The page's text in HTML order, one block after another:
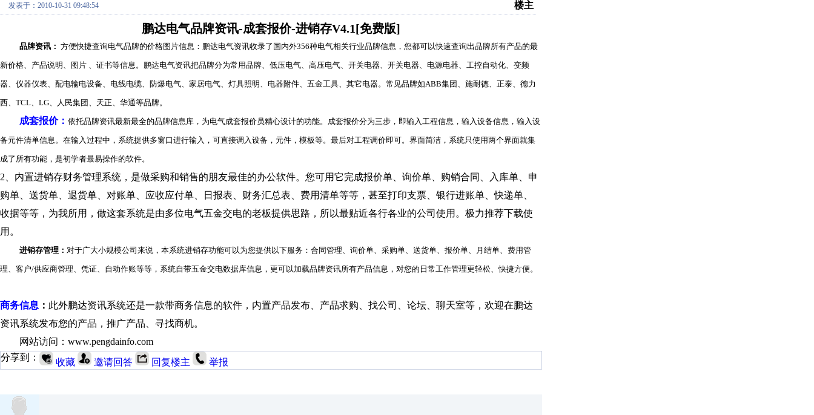
发表于：2010-10-31 09:48:54 楼主
鹏达电气品牌资讯-成套报价-进销存V4.1[免费版]
品牌资讯： 方便快捷查询电气品牌的价格图片信息：鹏达电气资讯收录了国内外356种电气相关行业品牌信息，您都可以快速查询出品牌所有产品的最
新价格、产品说明、图片 、证书等信息。鹏达电气资讯把品牌分为常用品牌、低压电气、高压电气、开关电器、开关电器、电源电器、工控自动化、变频
器、仪器仪表、配电输电设备、电线电缆、防爆电气、家居电气、灯具照明、电器附件、五金工具、其它电器。常见品牌如ABB集团、施耐德、正泰、德力
西、 TCL、 LG、人民集团、天正、华通等品牌。
成套报价： 依托品牌资讯最新最全的品牌信息库，为电气成套报价员精心设计的功能。成套报价分为三步，即输入工程信息，输入设备信息，输入设
备元件清单信息。在输入过程中，系统提供多窗口进行输入，可直接调入设备，元件，模板等。最后对工程调价即可。界面简洁，系统只使用两个界面就集
成了所有功能，是初学者最易操作的软件。
2 、内置进销存财务管理系统，是做采购和销售的朋友最佳的办公软件。您可用它完成报价单、询价单、购销合同、入库单、申
购单、送货单、退货单、对账单、应收应付单、日报表、财务汇总表、费用清单等等，甚至打印支票、银行进账单、快递单、
收据等等，为我所用，做这套系统是由多位电气五金交电的老板提供思路，所以最贴近各行各业的公司使用。极力推荐下载使
用。
进销存管理： 对于广大小规模公司来说，本系统进销存功能可以为您提供以下服务：合同管理、询价单、采购单、送货单、报价单、月结单、费用管
理、客户/供应商管理、凭证、自动作账等等，系统自带五金交电数据库信息，更可以加载品牌资讯所有产品信息，对您的日常工作管理更轻松、快捷方便。
商务信息 ： 此外鹏达资讯系统还是一款带商务信息的软件，内置产品发布、产品求购、找公司、论坛、聊天室等，欢迎在鹏达
资讯系统发布您的产品，推广产品、寻找商机。
网站访问：www.pengdainfo.com
分享到：
收藏 邀请回答 回复楼主 举报